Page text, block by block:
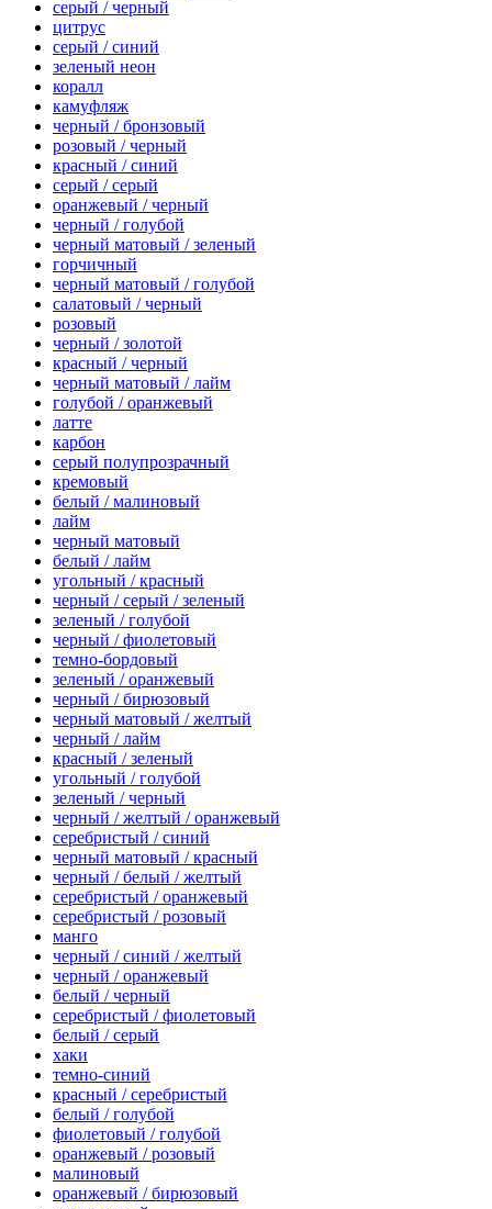
серый / черный
цитрус
серый / синий
зеленый неон
коралл
камуфляж
черный / бронзовый
розовый / черный
красный / синий
серый / серый
оранжевый / черный
черный / голубой
черный матовый / зеленый
горчичный
черный матовый / голубой
салатовый / черный
розовый
черный / золотой
красный / черный
черный матовый / лайм
голубой / оранжевый
латте
карбон
серый полупрозрачный
кремовый
белый / малиновый
лайм
черный матовый
белый / лайм
угольный / красный
черный / серый / зеленый
зеленый / голубой
черный / фиолетовый
темно-бордовый
зеленый / оранжевый
черный / бирюзовый
черный матовый / желтый
черный / лайм
красный / зеленый
угольный / голубой
зеленый / черный
черный / желтый / оранжевый
серебристый / синий
черный матовый / красный
черный / белый / желтый
серебристый / оранжевый
серебристый / розовый
манго
черный / синий / желтый
черный / оранжевый
белый / черный
серебристый / фиолетовый
белый / серый
хаки
темно-синий
красный / серебристый
белый / голубой
фиолетовый / голубой
оранжевый / розовый
малиновый
оранжевый / бирюзовый